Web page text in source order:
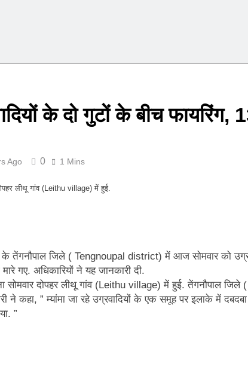
के दो गुटों के बीच फायरिंग,
Ago 0 1 Mins
लीथू गांव (Leithu village) में हुई.
तेंगनौपाल जिले ( Tengnoupal district) में आज सोमवार को
गए. अधिकारियों ने यह जानकारी दी.
सोमवार दोपहर लीथू गांव (Leithu village) में हुई. तेंगनौपाल जिले
कहा, ” म्यांमा जा रहे उग्रवादियों के एक समूह पर इलाके में
”